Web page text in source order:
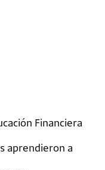
Financiera
aprendieron a